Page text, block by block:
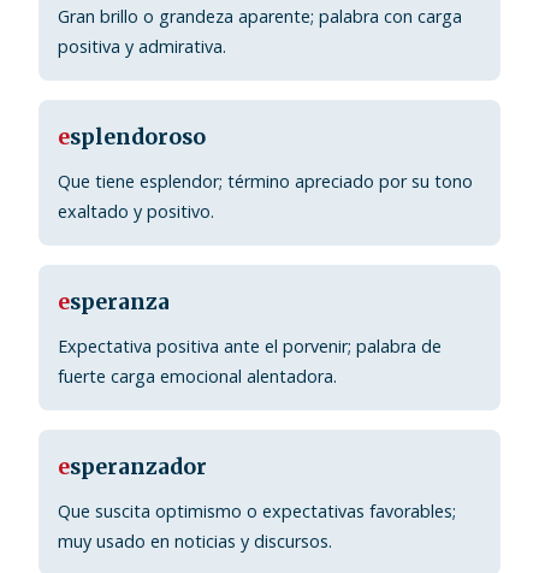
Gran brillo o grandeza aparente; palabra con carga
positiva y admirativa.
esplendoroso
Que tiene esplendor; término apreciado por su tono
exaltado y positivo.
esperanza
Expectativa positiva ante el porvenir; palabra de
fuerte carga emocional alentadora.
esperanzador
Que suscita optimismo o expectativas favorables;
muy usado en noticias y discursos.